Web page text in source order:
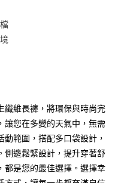
費
纖維長褲，將環保與時尚完
讓您在多變的天氣中，無需
範圍，搭配多口袋設計，
側邊鬆緊設計，提升穿著舒
都是您的最佳選擇。選擇幸